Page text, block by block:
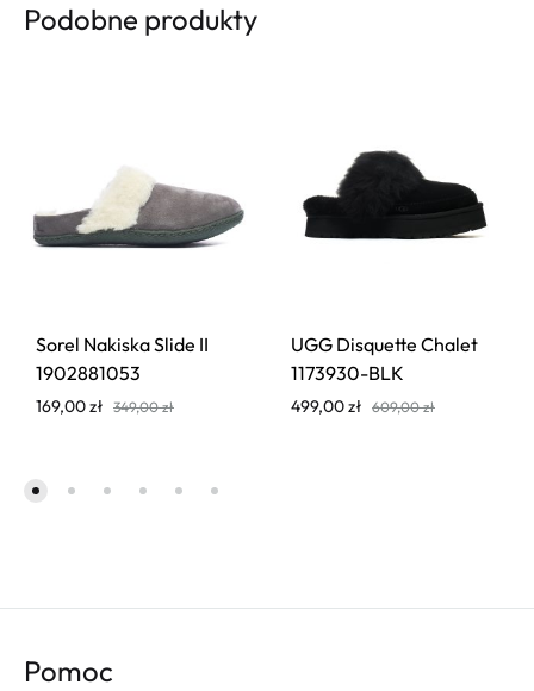
Podobne produkty
Sorel Nakiska Slide II
1902881053
169,00zł 349,00zł
UGG Disquette Chalet
1173930-BLK
499,00zł 609,00zł
Pomoc